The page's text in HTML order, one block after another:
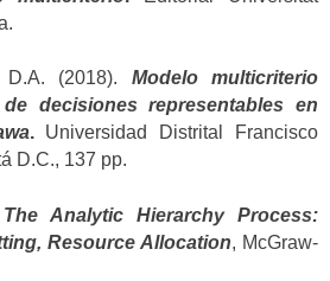
D.A. (2018). Modelo multicriterio
decisiones representables en
.Universidad Distrital Francisco
D.C., 137 pp.
The Analytic Hierarchy Process:
Resource Allocation, McGraw-